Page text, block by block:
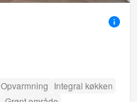
Opvarmning Integral køkken